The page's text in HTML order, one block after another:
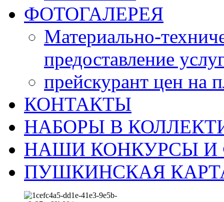
ФОТОГАЛЕРЕЯ
Материально-
предоставление
прейскурант цен на
КОНТАКТЫ
НАБОРЫ В
НАШИ КОНКУРСЫ И
ПУШКИНСКАЯ